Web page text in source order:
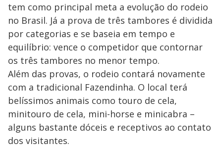
tem como principal meta a evolução do rodeio
no Brasil. Já a prova de três tambores é dividida
por categorias e se baseia em tempo e
equilíbrio: vence o competidor que contornar
os três tambores no menor tempo.
Além das provas, o rodeio contará novamente
com a tradicional Fazendinha. O local terá
belíssimos animais como touro de cela,
minitouro de cela, mini-horse e minicabra –
alguns bastante dóceis e receptivos ao contato
dos visitantes.